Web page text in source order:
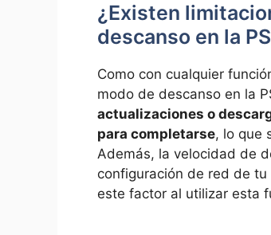
¿Existen
descanso en la
Como con cualquier
modo de descanso en la
actualizaciones o
para completarse, lo que
Además, la velocidad de
configuración de red de
este factor al utilizar esta